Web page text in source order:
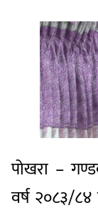
पोखरा –
वर्ष २०८३/